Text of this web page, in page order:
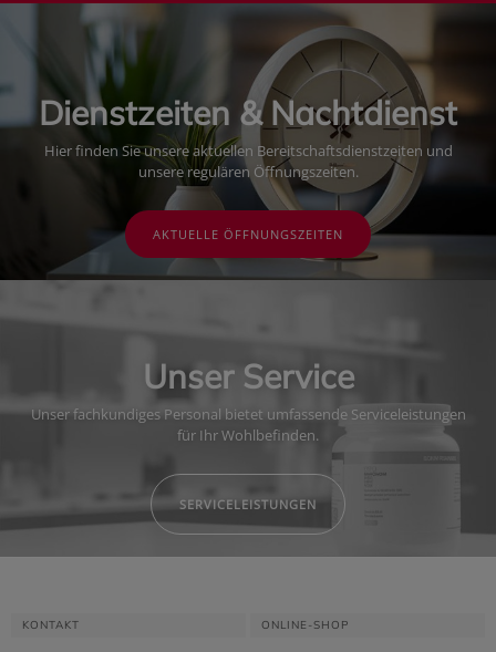
Dienstzeiten & Nachtdienst
Hier finden Sie unsere aktuellen Bereitschaftsdienstzeiten und
unsere regulären Öffnungszeiten.
AKTUELLE ÖFFNUNGSZEITEN
Unser Service
Unser fachkundiges Personal bietet umfassende Serviceleistungen
für Ihr Wohlbefinden.
SERVICELEISTUNGEN
KONTAKT ONLINE-SHOP